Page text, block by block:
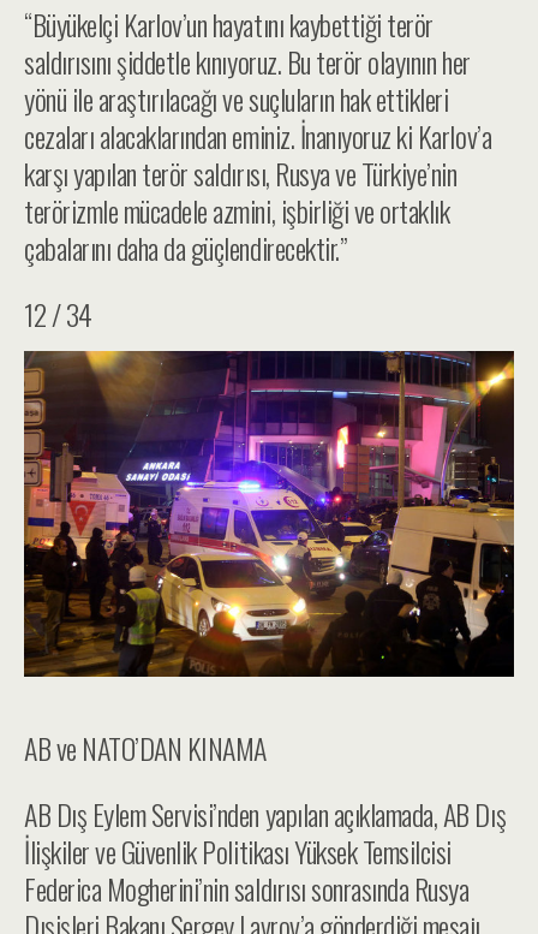
“Büyükelçi Karlov’un hayatını kaybettiği terör
saldırısını şiddetle kınıyoruz. Bu terör olayının her
yönü ile araştırılacağı ve suçluların hak ettikleri
cezaları alacaklarından eminiz. İnanıyoruz ki Karlov’a
karşı yapılan terör saldırısı, Rusya ve Türkiye’nin
terörizmle mücadele azmini, işbirliği ve ortaklık
çabalarını daha da güçlendirecektir.”
12 / 34
AB ve NATO’DAN KINAMA
AB Dış Eylem Servisi’nden yapılan açıklamada, AB Dış
İlişkiler ve Güvenlik Politikası Yüksek Temsilcisi
Federica Mogherini’nin saldırısı sonrasında Rusya